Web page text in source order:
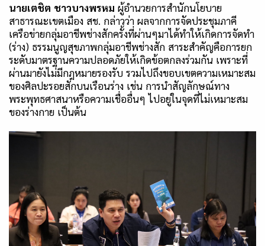
นายเตชิต ชาวบางพรหม ผู้อำนวยการสำนักนโยบาย
สาธารณะเขตเมือง สช. กล่าวว่า ผลจากการจัดประชุมภาคี
เครือข่ายกลุ่มอาชีพช่างสักครั้งที่ผ่านๆมาได้ทำให้เกิดการจัดทำ
(ร่าง) ธรรมนูญสุขภาพกลุ่มอาชีพช่างสัก สาระสำคัญคือการยก
ระดับมาตรฐานความปลอดภัยให้เกิดข้อตกลงร่วมกัน เพราะที่
ผ่านมายังไม่มีกฎหมายรองรับ รวมไปถึงขอบเขตความเหมาะสม
ของศิลปะรอยสักบนเรือนร่าง เช่น การนำสัญลักษณ์ทาง
พระพุทธศาสนาหรือความเชื่ออื่นๆ ไปอยู่ในจุดที่ไม่เหมาะสม
ของร่างกาย เป็นต้น